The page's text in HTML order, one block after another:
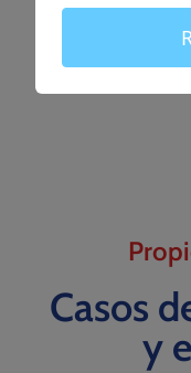
nuestro
del
Casos
y